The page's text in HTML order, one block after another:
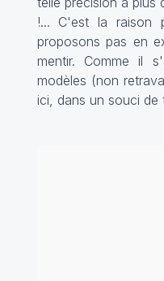
!... C'est la raison
proposons pas en
mentir. Comme il
modèles (non
ici, dans un souci de